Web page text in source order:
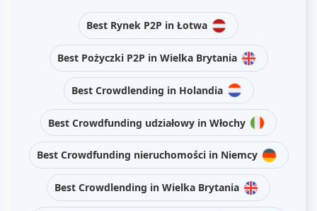
Best Rynek P2P in Łotwa
Best Pożyczki P2P in Wielka Brytania
Best Crowdlending in Holandia
Best Crowdfunding udziałowy in Włochy
Best Crowdfunding nieruchomości in Niemcy
Best Crowdlending in Wielka Brytania